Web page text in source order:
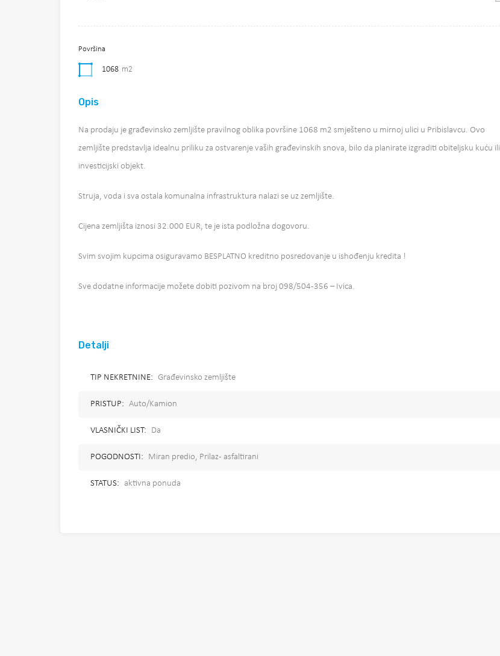
Površina
1068 m2
Opis
Na prodaju je građevinsko zemljište pravilnog oblika površine 1068 m2 smješteno u mirnoj ulici u Pribislavcu. Ovo
zemljište predstavlja idealnu priliku za ostvarenje vaših građevinskih snova, bilo da planirate izgraditi obiteljsku kuću ili
investicijski objekt.
Struja, voda i sva ostala komunalna infrastruktura nalazi se uz zemljište.
Cijena zemljišta iznosi 32.000 EUR, te je ista podložna dogovoru.
Svim svojim kupcima osiguravamo BESPLATNO kreditno posredovanje u ishođenju kredita !
Sve dodatne informacije možete dobiti pozivom na broj 098/504-356 – Ivica.
Detalji
TIP NEKRETNINE: Građevinsko zemljište
PRISTUP: Auto/Kamion
VLASNIČKI LIST: Da
POGODNOSTI: Miran predio, Prilaz - asfaltirani
STATUS: aktivna ponuda